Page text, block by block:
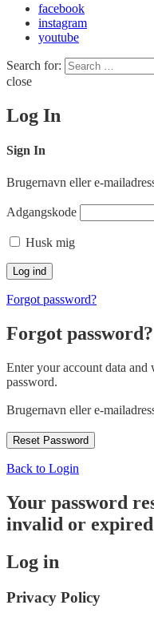
facebook
instagram
youtube
Search for:
close
Log In
Sign In
Brugernavn eller e-
Adgangskode
Husk mig
Forgot password?
Forgot password?
Enter your account data
password.
Brugernavn eller e-
Back to Login
Your password
invalid or
Log in
Privacy Policy